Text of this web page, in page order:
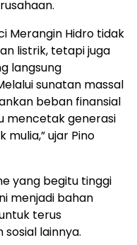
Merangin Hidro tidak
listrik, tetapi juga
langsung
sunatan massal
beban finansial
mencetak generasi
ujar Pino
yang begitu tinggi
menjadi bahan
terus
lainnya.